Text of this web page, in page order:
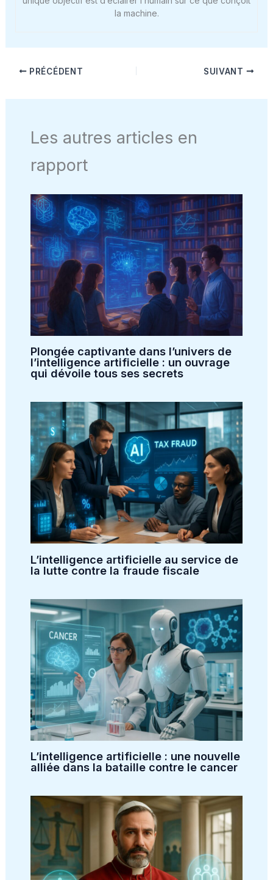
la machine.
PRÉCÉDENT SUIVANT
Les autres articles en
rapport
Plongée captivante dans l’univers de
l’intelligence artificielle : un ouvrage
qui dévoile tous ses secrets
L’intelligence artificielle au service de
la lutte contre la fraude fiscale
L’intelligence artificielle : une nouvelle
alliée dans la bataille contre le cancer